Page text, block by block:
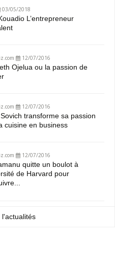
03/05/2018
L’entrepreneur
12/07/2016
Ojelua ou la passion de
12/07/2016
transforme sa passion
cuisine en business
12/07/2016
quitte un boulot à
de Harvard pour
l'actualités